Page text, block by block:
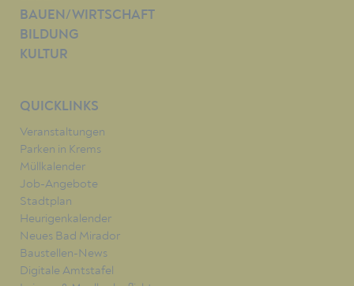
BAUEN/WIRTSCHAFT
BILDUNG
KULTUR
QUICKLINKS
Veranstaltungen
Parken in Krems
Müllkalender
Job-Angebote
Stadtplan
Heurigenkalender
Neues Bad Mirador
Baustellen-News
Digitale Amtstafel